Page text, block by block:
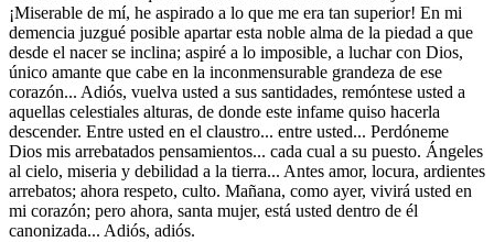
¡Miserable de mí, he aspirado a lo que me era tan superior! En mi
demencia juzgué posible apartar esta noble alma de la piedad a que
desde el nacer se inclina; aspiré a lo imposible, a luchar con Dios,
único amante que cabe en la inconmensurable grandeza de ese
corazón... Adiós, vuelva usted a sus santidades, remóntese usted a
aquellas celestiales alturas, de donde este infame quiso hacerla
descender. Entre usted en el claustro... entre usted... Perdóneme
Dios mis arrebatados pensamientos... cada cual a su puesto. Ángeles
al cielo, miseria y debilidad a la tierra... Antes amor, locura, ardientes
arrebatos; ahora respeto, culto. Mañana, como ayer, vivirá usted en
mi corazón; pero ahora, santa mujer, está usted dentro de él
canonizada... Adiós, adiós.